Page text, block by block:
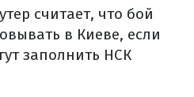
считает, что бой
в Киеве, если
заполнить НСК